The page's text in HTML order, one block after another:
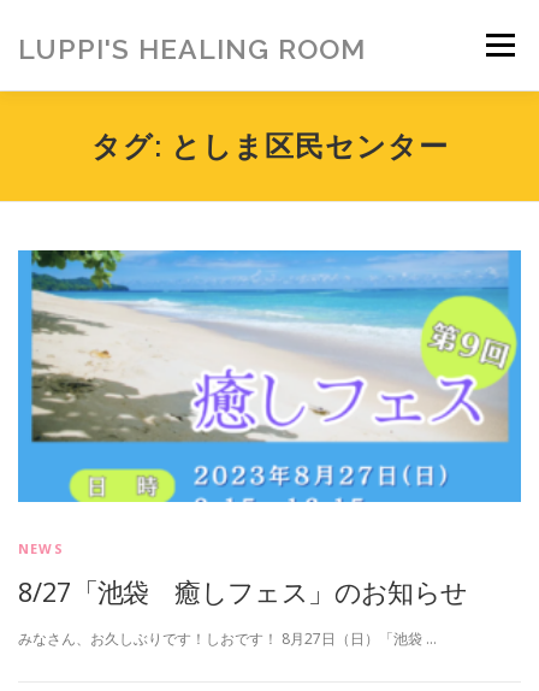
ッ
LUPPI'S HEALING ROOM メニュー
ご挨拶 MENU お客様の声
アメブロ お問い合わせ ご寄付のお願い
タグ: としま区民センター
NEWS
8/27「池袋 癒しフェス」のお知らせ
みなさん、お久しぶりです！しおです！ 8月27日（日）「池袋 …